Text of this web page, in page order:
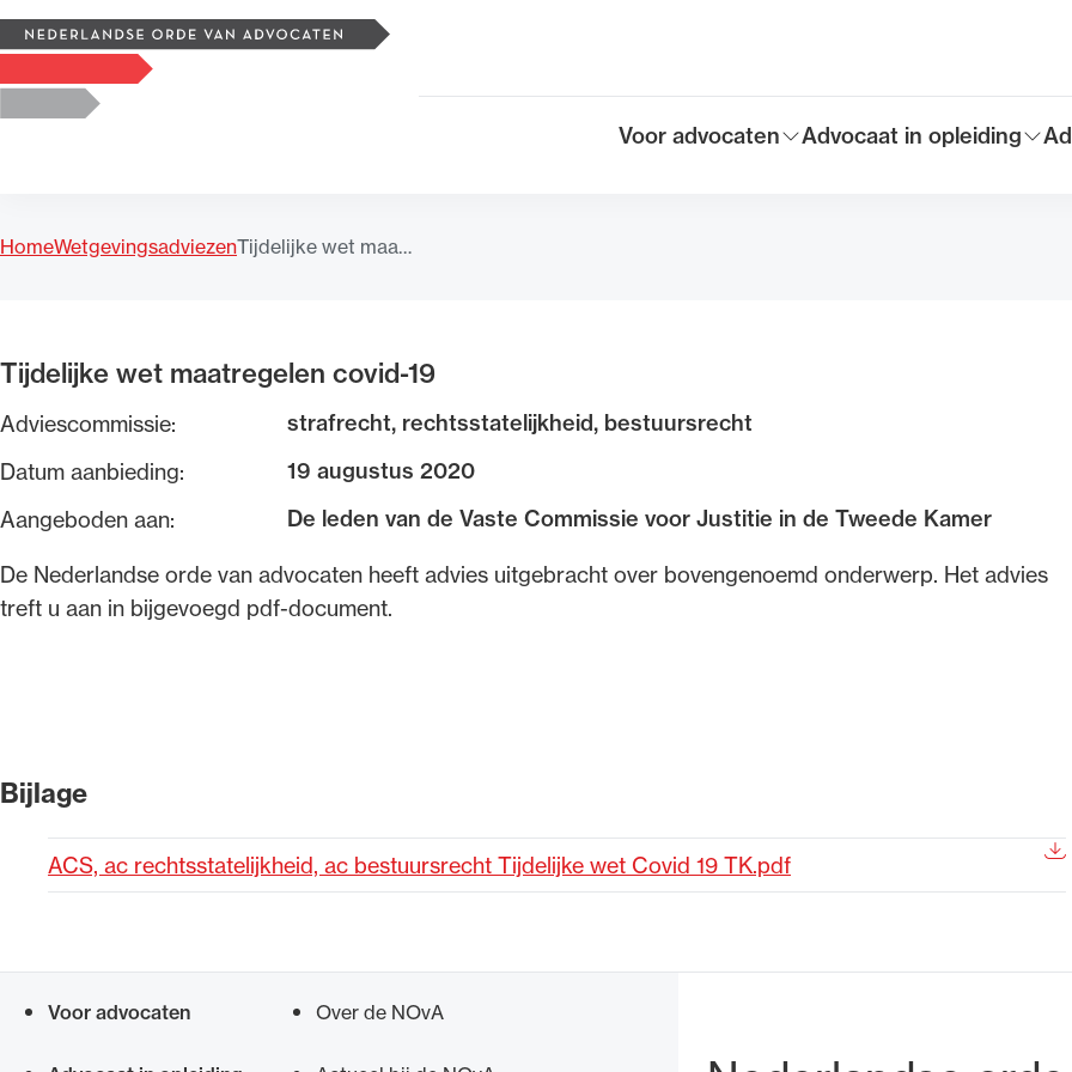
Logo, to the homepage
Toon submenu voor
Voor advocaten
Toon submenu voor
Advocaat in opleiding
HomeWetgevingsadviezenTijdelijke wet maa…
Tijdelijke wet maatregelen covid-19
Adviescommissie: strafrecht, rechtsstatelijkheid, bestuursrecht
Datum aanbieding: 19 augustus 2020
Aangeboden aan: De leden van de Vaste Commissie voor Justitie in de Tweede Kamer
​De Nederlandse orde van advocaten heeft advies uitgebracht over bovengenoemd onderwerp. Het advies
treft u aan in bijgevoegd pdf-document.
Bijlage
ACS, ac rechtsstatelijkheid, ac bestuursrecht Tijdelijke wet Covid 19 TK.pdf
Voor advocaten Over de NOvA
Zoeken
Uitgelicht
Alle wet- en regelgeving voor de advocatuur. Van de
Advocatenwet tot de Verordening op de advocatuur
Ondersteuning voor